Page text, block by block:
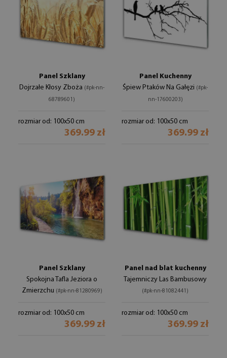
Panel Szklany
Dojrzałe Kłosy Zboża (#pk-nn-
68789601)
rozmiar od: 100x50 cm
369.99 zł
Panel Kuchenny
Śpiew Ptaków Na Gałęzi (#pk-
nn-17600203)
rozmiar od: 100x50 cm
369.99 zł
Panel Szklany
Spokojna Tafla Jeziora o
Zmierzchu (#pk-nn-81280969)
rozmiar od: 100x50 cm
369.99 zł
Panel nad blat kuchenny
Tajemniczy Las Bambusowy
(#pk-nn-81082441)
rozmiar od: 100x50 cm
369.99 zł